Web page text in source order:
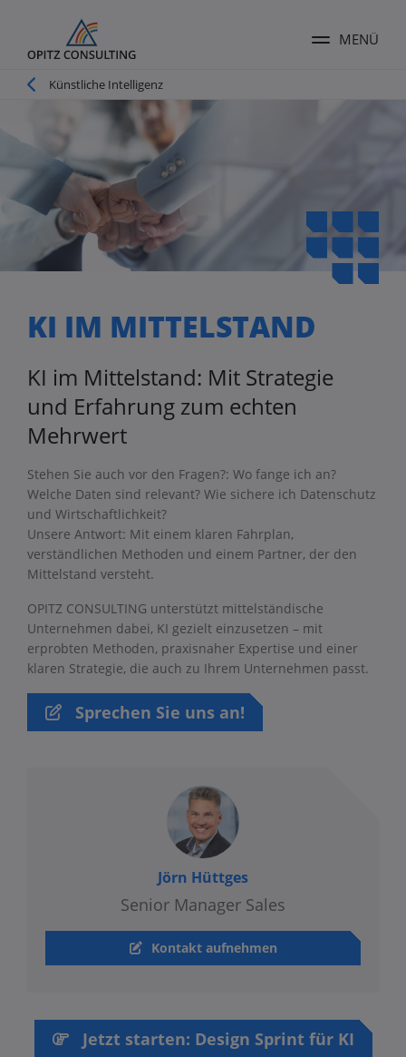
Menü
MENÜ
Pfadnavigation
Künstliche Intelligenz
KI IM MITTELSTAND
KI im Mittelstand: Mit Strategie
und Erfahrung zum echten
Mehrwert
Stehen Sie auch vor den Fragen?: Wo fange ich an?
Welche Daten sind relevant? Wie sichere ich Datenschutz
und Wirtschaftlichkeit?
Unsere Antwort: Mit einem klaren Fahrplan,
verständlichen Methoden und einem Partner, der den
Mittelstand versteht.
OPITZ CONSULTING unterstützt mittelständische
Unternehmen dabei, KI gezielt einzusetzen – mit
erprobten Methoden, praxisnaher Expertise und einer
klaren Strategie, die auch zu Ihrem Unternehmen passt.
Sprechen Sie uns an!
Jörn Hüttges
Senior Manager Sales
Kontakt aufnehmen
Jetzt starten: Design Sprint für KI